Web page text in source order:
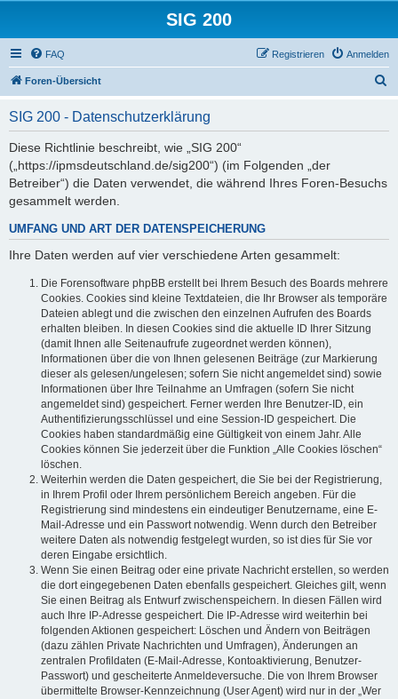
SIG 200
FAQ Anmelden
Registrieren
Foren-Übersicht
SIG 200 - Datenschutzerklärung
Diese Richtlinie beschreibt, wie „SIG 200“
(„https://ipmsdeutschland.de/sig200“) (im Folgenden „der
Betreiber“) die Daten verwendet, die während Ihres Foren-Besuchs
gesammelt werden.
UMFANG UND ART DER DATENSPEICHERUNG
Ihre Daten werden auf vier verschiedene Arten gesammelt:
Die Forensoftware phpBB erstellt bei Ihrem Besuch des Boards mehrere
Cookies. Cookies sind kleine Textdateien, die Ihr Browser als temporäre
Dateien ablegt und die zwischen den einzelnen Aufrufen des Boards
erhalten bleiben. In diesen Cookies sind die aktuelle ID Ihrer Sitzung
(damit Ihnen alle Seitenaufrufe zugeordnet werden können),
Informationen über die von Ihnen gelesenen Beiträge (zur Markierung
dieser als gelesen/ungelesen; sofern Sie nicht angemeldet sind) sowie
Informationen über Ihre Teilnahme an Umfragen (sofern Sie nicht
angemeldet sind) gespeichert. Ferner werden Ihre Benutzer-ID, ein
Authentifizierungsschlüssel und eine Session-ID gespeichert. Die
Cookies haben standardmäßig eine Gültigkeit von einem Jahr. Alle
Cookies können Sie jederzeit über die Funktion „Alle Cookies löschen“
löschen.
Weiterhin werden die Daten gespeichert, die Sie bei der Registrierung,
in Ihrem Profil oder Ihrem persönlichem Bereich angeben. Für die
Registrierung sind mindestens ein eindeutiger Benutzername, eine E-
Mail-Adresse und ein Passwort notwendig. Wenn durch den Betreiber
weitere Daten als notwendig festgelegt wurden, so ist dies für Sie vor
deren Eingabe ersichtlich.
Wenn Sie einen Beitrag oder eine private Nachricht erstellen, so werden
die dort eingegebenen Daten ebenfalls gespeichert. Gleiches gilt, wenn
Sie einen Beitrag als Entwurf zwischenspeichern. In diesen Fällen wird
auch Ihre IP-Adresse gespeichert. Die IP-Adresse wird weiterhin bei
folgenden Aktionen gespeichert: Löschen und Ändern von Beiträgen
(dazu zählen Private Nachrichten und Umfragen), Änderungen an
zentralen Profildaten (E-Mail-Adresse, Kontoaktivierung, Benutzer-
Passwort) und gescheiterte Anmeldeversuche. Die von Ihrem Browser
übermittelte Browser-Kennzeichnung (User Agent) wird nur in der „Wer